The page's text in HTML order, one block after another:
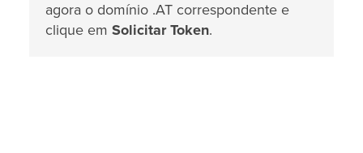
agora o domínio .AT correspondente e
clique em Solicitar Token.